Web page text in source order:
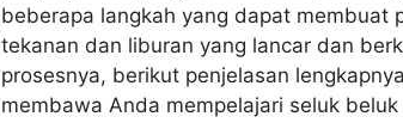
beberapa langkah yang dapat membuat
tekanan dan liburan yang lancar dan
prosesnya, berikut penjelasan
membawa Anda mempelajari seluk